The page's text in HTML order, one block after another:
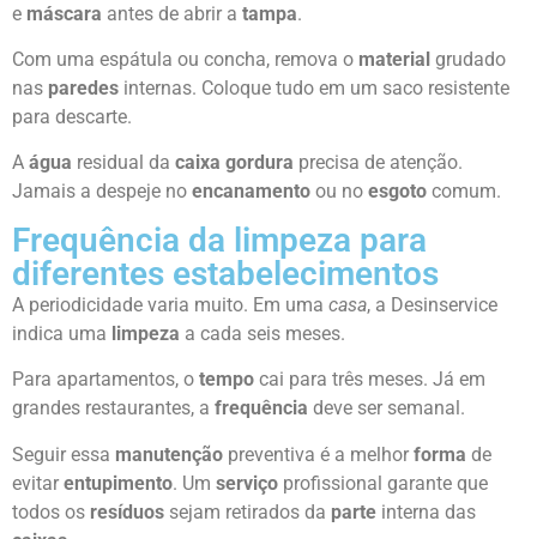
e máscara antes de abrir a tampa.
Com uma espátula ou concha, remova o material grudado
nas paredes internas. Coloque tudo em um saco resistente
para descarte.
A água residual da caixa gordura precisa de atenção.
Jamais a despeje no encanamento ou no esgoto comum.
Frequência da limpeza para
diferentes estabelecimentos
A periodicidade varia muito. Em uma casa, a Desinservice
indica uma limpeza a cada seis meses.
Para apartamentos, o tempo cai para três meses. Já em
grandes restaurantes, a frequência deve ser semanal.
Seguir essa manutenção preventiva é a melhor forma de
evitar entupimento. Um serviço profissional garante que
todos os resíduos sejam retirados da parte interna das